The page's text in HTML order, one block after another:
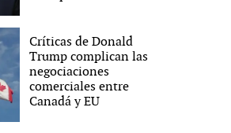
Críticas de Donald
Trump complican las
negociaciones
comerciales entre
Canadá y EU